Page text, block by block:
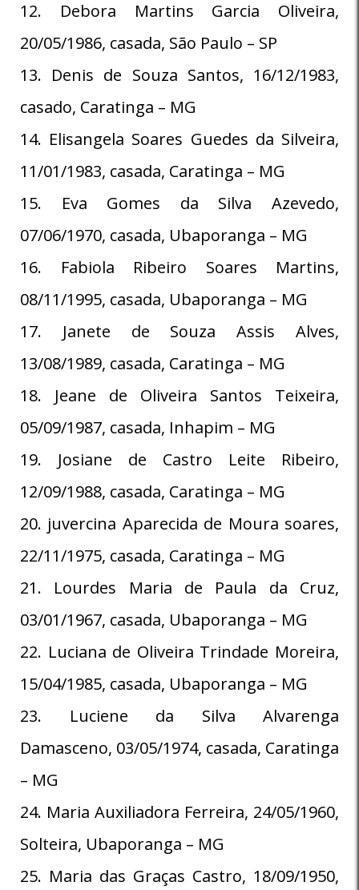
12. Debora Martins Garcia Oliveira,
20/05/1986, casada, São Paulo – SP
13. Denis de Souza Santos, 16/12/1983,
casado, Caratinga – MG
14. Elisangela Soares Guedes da Silveira,
11/01/1983, casada, Caratinga – MG
15. Eva Gomes da Silva Azevedo,
07/06/1970, casada, Ubaporanga – MG
16. Fabiola Ribeiro Soares Martins,
08/11/1995, casada, Ubaporanga – MG
17. Janete de Souza Assis Alves,
13/08/1989, casada, Caratinga – MG
18. Jeane de Oliveira Santos Teixeira,
05/09/1987, casada, Inhapim – MG
19. Josiane de Castro Leite Ribeiro,
12/09/1988, casada, Caratinga – MG
20. juvercina Aparecida de Moura soares,
22/11/1975, casada, Caratinga – MG
21. Lourdes Maria de Paula da Cruz,
03/01/1967, casada, Ubaporanga – MG
22. Luciana de Oliveira Trindade Moreira,
15/04/1985, casada, Ubaporanga – MG
23. Luciene da Silva Alvarenga
Damasceno, 03/05/1974, casada, Caratinga
– MG
24. Maria Auxiliadora Ferreira, 24/05/1960,
Solteira, Ubaporanga – MG
25. Maria das Graças Castro, 18/09/1950,